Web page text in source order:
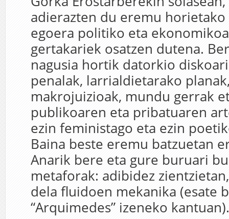
adierazten du eremu
egoera politiko eta
gertakariek osatzen dutena.
nagusia hortik datorkio
penalak, larrialdietarako
makrojuizioak, mundu gerrak
publikoaren eta pribatuaren
ezin feministago eta ezin
Baina beste eremu batzuetan
Anarik bere eta gure buruari
metaforak: adibidez
dela fluidoen mekanika (esate
“Arquimedes” izeneko kantuan).